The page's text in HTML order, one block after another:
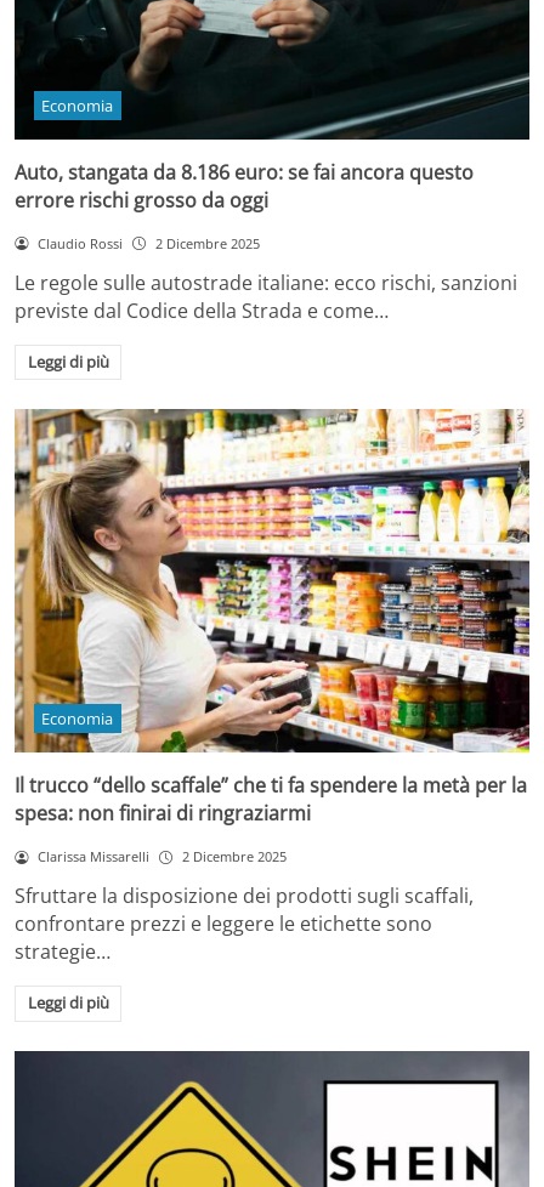
Economia
Auto, stangata da 8.186 euro: se fai ancora questo
errore rischi grosso da oggi
Claudio Rossi 2 Dicembre 2025
Le regole sulle autostrade italiane: ecco rischi, sanzioni
previste dal Codice della Strada e come…
Leggi di più
Economia
Il trucco “dello scaffale” che ti fa spendere la metà per la
spesa: non finirai di ringraziarmi
Clarissa Missarelli 2 Dicembre 2025
Sfruttare la disposizione dei prodotti sugli scaffali,
confrontare prezzi e leggere le etichette sono
strategie…
Leggi di più